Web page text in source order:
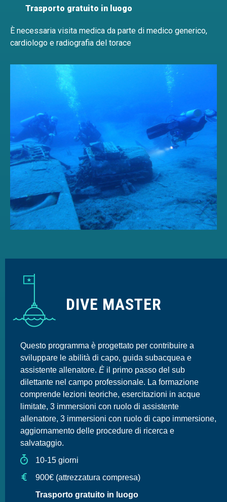
Trasporto gratuito in luogo
È necessaria visita medica da parte di medico generico,
cardiologo e radiografia del torace
DIVE MASTER
Questo programma è progettato per contribuire a
sviluppare le abilità di capo, guida subacquea e
assistente allenatore. È il primo passo del sub
dilettante nel campo professionale. La formazione
comprende lezioni teoriche, esercitazioni in acque
limitate, 3 immersioni con ruolo di assistente
allenatore, 3 immersioni con ruolo di capo immersione,
aggiornamento delle procedure di ricerca e
salvataggio.
10-15 giorni
900€ (attrezzatura compresa)
Trasporto gratuito in luogo